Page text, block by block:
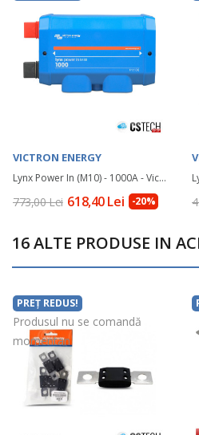
VICTRON ENERGY
Lynx Power In (M10) - 1000A - Victron Energy
773,00 Lei 618,40 Lei -20%
16 ALTE PRODUSE IN
PREȚ REDUS!
Produsul nu se comandă
momentan